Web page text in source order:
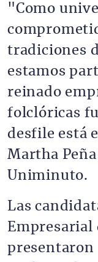
"Como
tradiciones
estamos
reinado
folclóricas
desfile está
Martha
Uniminuto.
Las
Empresarial
presentaron